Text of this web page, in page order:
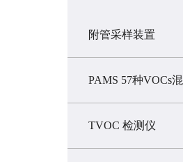
附管采样装置
PAMS 57种VOCs
TVOC 检测仪